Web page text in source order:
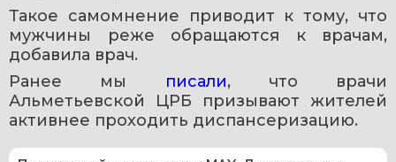
Такое самомнение приводит к тому, что
мужчины реже обращаются к врачам,
добавила врач.
Ранее мы
писали, что врачи
Альметьевской ЦРБ призывают жителей
активнее проходить диспансеризацию.